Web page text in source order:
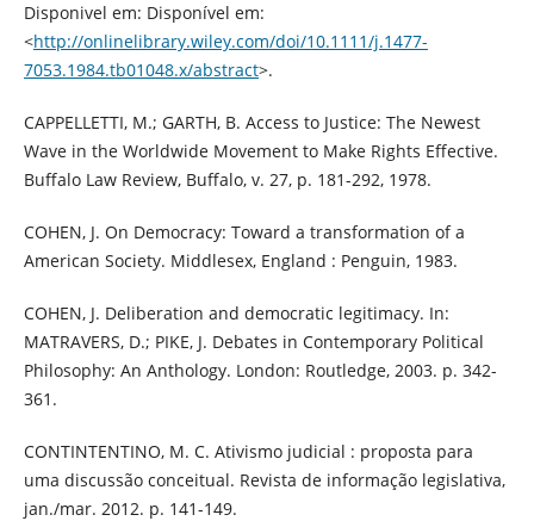
Disponivel em: Disponível em:
<http://onlinelibrary.wiley.com/doi/10.1111/j.1477-
7053.1984.tb01048.x/abstract>.
CAPPELLETTI, M.; GARTH, B. Access to Justice: The Newest
Wave in the Worldwide Movement to Make Rights Effective.
Buffalo Law Review, Buffalo, v. 27, p. 181-292, 1978.
COHEN, J. On Democracy: Toward a transformation of a
American Society. Middlesex, England : Penguin, 1983.
COHEN, J. Deliberation and democratic legitimacy. In:
MATRAVERS, D.; PIKE, J. Debates in Contemporary Political
Philosophy: An Anthology. London: Routledge, 2003. p. 342-
361.
CONTINTENTINO, M. C. Ativismo judicial : proposta para
uma discussão conceitual. Revista de informação legislativa,
jan./mar. 2012. p. 141-149.